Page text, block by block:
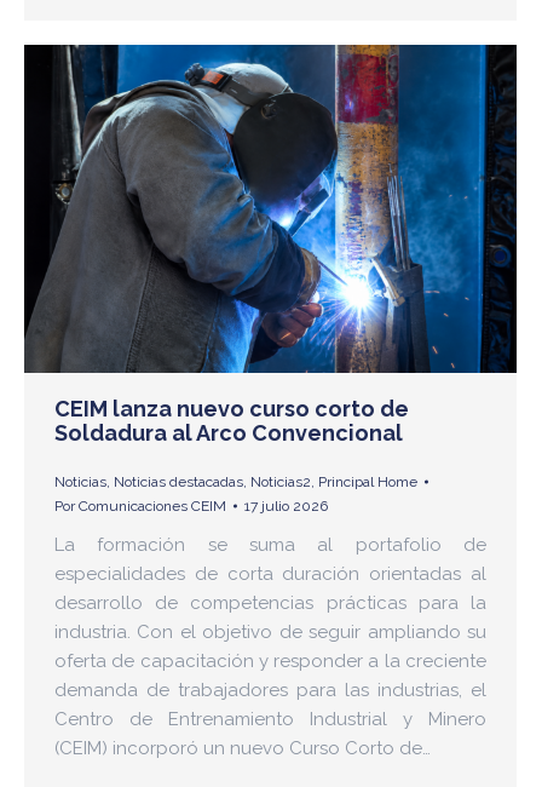
CEIM lanza nuevo curso corto de
Soldadura al Arco Convencional
Noticias, Noticias destacadas, Noticias2, Principal Home
PorComunicaciones CEIM 17 julio 2026
La formación se suma al portafolio de
especialidades de corta duración orientadas al
desarrollo de competencias prácticas para la
industria. Con el objetivo de seguir ampliando su
oferta de capacitación y responder a la creciente
demanda de trabajadores para las industrias, el
Centro de Entrenamiento Industrial y Minero
(CEIM) incorporó un nuevo Curso Corto de…